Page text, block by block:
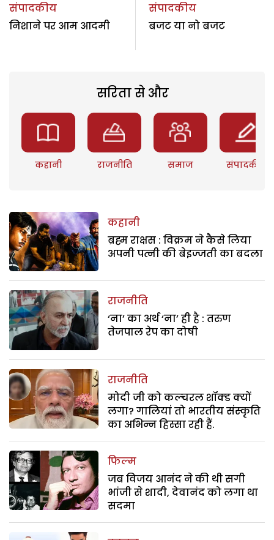
संपादकीय
निशाने पर आम आदमी
संपादकीय
बजट या नो बजट
सरिता से और
कहानी राजनीति समाज संपादकीय
कहानी
ब्रह्म राक्षस : विक्रम ने कैसे लिया
अपनी पत्नी की बेइज्जती का बदला
राजनीति
‘ना’ का अर्थ ‘ना’ ही है : तरुण
तेजपाल रेप का दोषी
राजनीति
मोदी जी को कल्चरल शॉक्ड क्यों
लगा? गालियां तो भारतीय संस्कृति
का अभिन्न हिस्सा रही हैं.
फिल्म
जब विजय आनंद ने की थी सगी
भांजी से शादी, देवानंद को लगा था
सदमा